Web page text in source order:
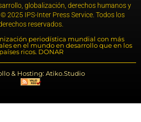
globalización, derechos humanos y
2025 IPS-Inter Press Service. Todos los
reservados.
periodística mundial con más
en el mundo en desarrollo que en los
países ricos. DONAR
& Hosting: Atiko.Studio